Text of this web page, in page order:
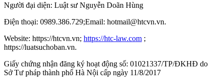
Người đại diện: Luật sư Nguyễn Doãn Hùng
Điện thoại: 0989.386.729;Email: hotmail@htcvn.vn.
Website: https://htcvn.vn; https://htc-law.com ;
https://luatsuchoban.vn.
Giấy chứng nhận đăng ký hoạt động số: 01021337/TP/ĐKHĐ do
Sở Tư pháp thành phố Hà Nội cấp ngày 11/8/2017